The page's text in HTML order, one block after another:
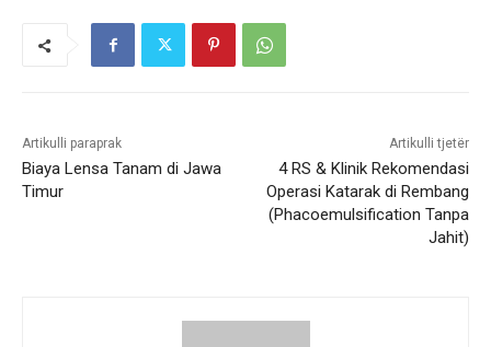
Artikulli paraprak
Biaya Lensa Tanam di Jawa
Timur
Artikulli tjetër
4 RS & Klinik Rekomendasi
Operasi Katarak di Rembang
(Phacoemulsification Tanpa
Jahit)